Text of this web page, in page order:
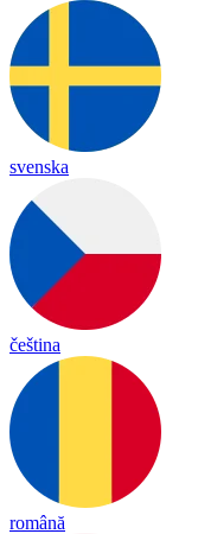
svenska
čeština
română